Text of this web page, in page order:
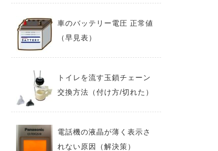
車のバッテリー電圧 正常値
（早見表）
トイレを流す玉鎖チェーン
交換方法（付け方/切れた）
電話機の液晶が薄く表示さ
れない原因（解決策）